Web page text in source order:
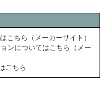
こちら（メーカーサイト）
ンについてはこちら（メー
こちら